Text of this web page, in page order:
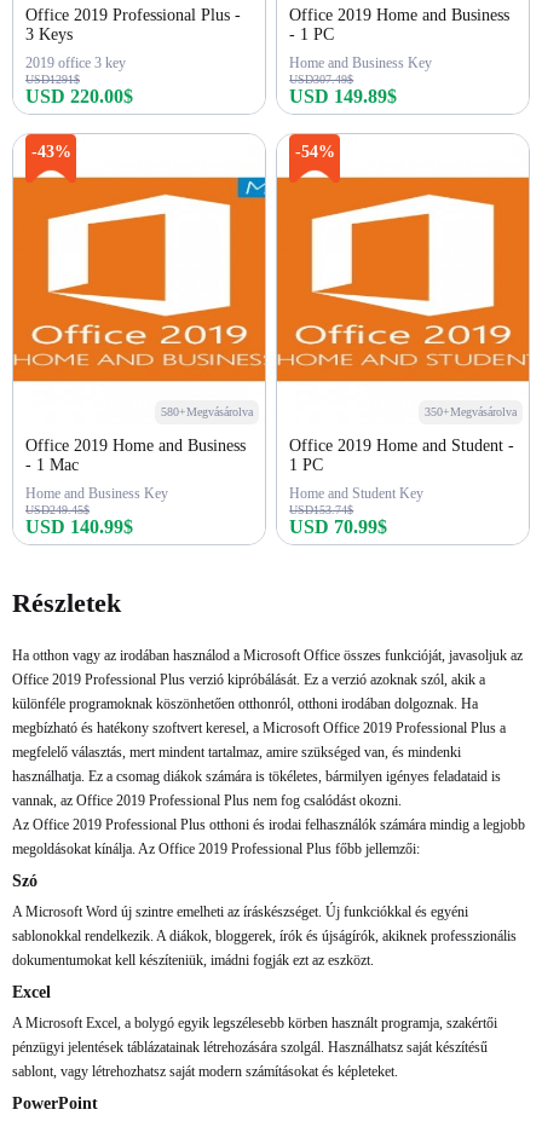
Office 2019 Professional Plus -
3 Keys
2019 office 3 key
USD1291$
USD 220.00$
Azonnali vásárlás
Office 2019 Home and Business
- 1 PC
Home and Business Key
USD307.49$
USD 149.89$
Azonnali vásárlás
-43%
580+Megvásárolva
Office 2019 Home and Business
- 1 Mac
Home and Business Key
USD249.45$
USD 140.99$
-54%
350+Megvásárolva
Office 2019 Home and Student -
1 PC
Home and Student Key
USD153.74$
USD 70.99$
Részletek
Ha otthon vagy az irodában használod a Microsoft Office összes funkcióját, javasoljuk az
Office 2019 Professional Plus verzió kipróbálását. Ez a verzió azoknak szól, akik a
különféle programoknak köszönhetően otthonról, otthoni irodában dolgoznak. Ha
megbízható és hatékony szoftvert keresel, a Microsoft Office 2019 Professional Plus a
megfelelő választás, mert mindent tartalmaz, amire szükséged van, és mindenki
használhatja. Ez a csomag diákok számára is tökéletes, bármilyen igényes feladataid is
vannak, az Office 2019 Professional Plus nem fog csalódást okozni.
Az Office 2019 Professional Plus otthoni és irodai felhasználók számára mindig a legjobb
megoldásokat kínálja. Az Office 2019 Professional Plus főbb jellemzői:
Szó
A Microsoft Word új szintre emelheti az íráskészséget. Új funkciókkal és egyéni
sablonokkal rendelkezik. A diákok, bloggerek, írók és újságírók, akiknek professzionális
dokumentumokat kell készíteniük, imádni fogják ezt az eszközt.
Excel
A Microsoft Excel, a bolygó egyik legszélesebb körben használt programja, szakértői
pénzügyi jelentések táblázatainak létrehozására szolgál. Használhatsz saját készítésű
sablont, vagy létrehozhatsz saját modern számításokat és képleteket.
PowerPoint